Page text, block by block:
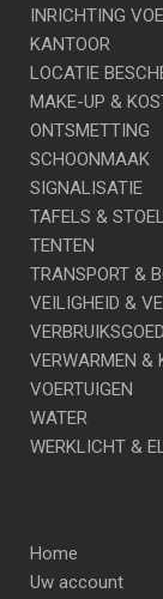
INRICHTING
KANTOOR
LOCATIE
MAKE-UP &
ONTSMETTING
SCHOONMAAK
SIGNALISATIE
TAFELS &
TENTEN
TRANSPORT &
VEILIGHEID &
VERWARMEN &
VOERTUIGEN
WATER
WERKLICHT &
Home
Uw account